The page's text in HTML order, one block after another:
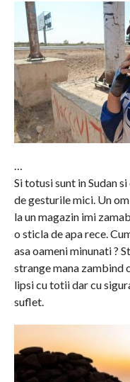
Si totusi sunt in Sudan
de gesturile mici. Un
la un magazin imi
o sticla de apa rece.
asa oameni minunati ?
strange mana zambind
lipsi cu totii dar cu
suflet.